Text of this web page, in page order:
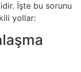
İşte bu sorunu
yollar: